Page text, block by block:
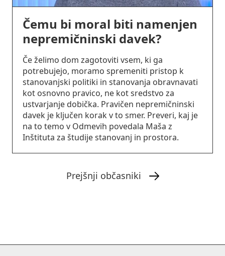
Čemu bi moral biti namenjen
nepremičninski davek?
Če želimo dom zagotoviti vsem, ki ga
potrebujejo, moramo spremeniti pristop k
stanovanjski politiki in stanovanja obravnavati
kot osnovno pravico, ne kot sredstvo za
ustvarjanje dobička. Pravičen nepremičninski
davek je ključen korak v to smer. Preveri, kaj je
na to temo v Odmevih povedala Maša z
Inštituta za študije stanovanj in prostora.
Prejšnji občasniki